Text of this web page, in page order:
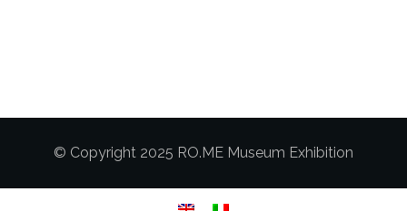
© Copyright 2025 RO.ME Museum Exhibition